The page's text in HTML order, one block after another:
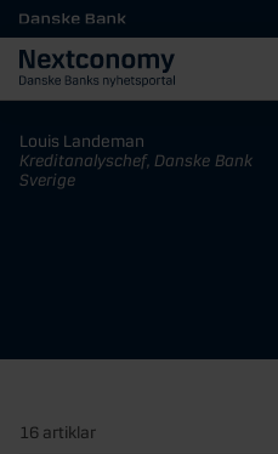
Louis Landeman
Kreditanalyschef, Danske Bank
Sverige
16 artiklar